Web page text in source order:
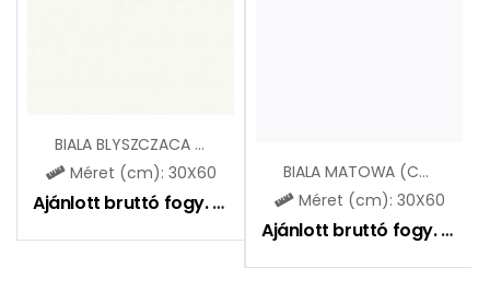
BIALA BLYSZCZACA (CCR18)
Méret (cm): 30X60
Ajánlott bruttó fogy. ár: 9590Ft
BIALA MATOWA (CCR32)
Méret (cm): 30X60
Ajánlott bruttó fogy. ár: